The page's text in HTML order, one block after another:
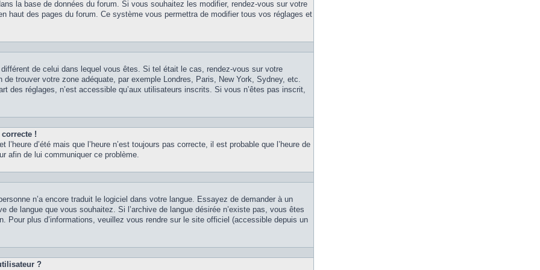
la base de données du forum. Si vous souhaitez les modifier, rendez-vous sur votre
haut des pages du forum. Ce système vous permettra de modifier tous vos réglages et
de celui dans lequel vous êtes. Si tel était le cas, rendez-vous sur votre
trouver votre zone adéquate, par exemple Londres, Paris, New York, Sydney, etc.
des réglages, n’est accessible qu’aux utilisateurs inscrits. Si vous n’êtes pas inscrit,
!
d’été mais que l’heure n’est toujours pas correcte, il est probable que l’heure de
afin de lui communiquer ce problème.
n’a encore traduit le logiciel dans votre langue. Essayez de demander à un
de langue que vous souhaitez. Si l’archive de langue désirée n’existe pas, vous êtes
Pour plus d’informations, veuillez vous rendre sur le site officiel (accessible depuis un
?